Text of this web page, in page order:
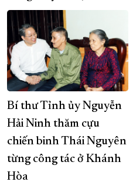
Bí thư Tỉnh ủy Nguyễn
Hải Ninh thăm cựu
chiến binh Thái Nguyên
từng công tác ở Khánh
Hòa